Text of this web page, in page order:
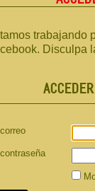
trabajando
Disculpa